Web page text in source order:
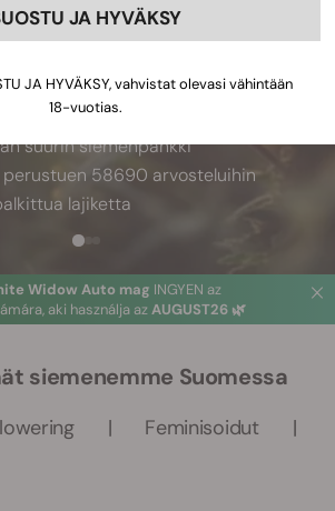
suurin siemenpankki
perustuen 58690 arvosteluihin
lajiketta
Widow Auto mag INGYEN az
aki használja az AUGUST26 🌿
siemenemme Suomessa
Feminisoidut
JA HYVÄKSY
JA HYVÄKSY, vahvistat olevasi vähintään
18-vuotias.